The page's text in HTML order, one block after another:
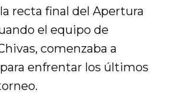
recta final del Apertura
el equipo de
comenzaba a
enfrentar los últimos